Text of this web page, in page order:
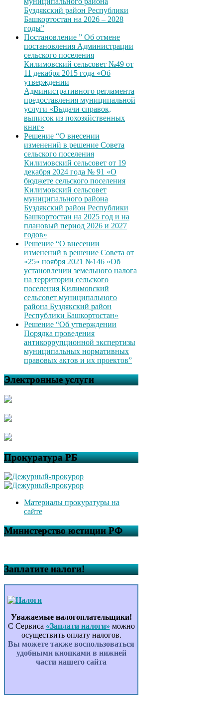
Буздякский район Республики
Башкортостан на 2026 – 2028
годы”
Постановление ” Об отмене
постановления Администрации
сельского поселения
Килимовский сельсовет №49 от
11 декабря 2015 года «Об
утверждении
Административного регламента
предоставления муниципальной
услуги «Выдачи справок,
выписок из похозяйственных
книг»
Решение “О внесении
изменений в решение Совета
сельского поселения
Килимовский сельсовет от 19
декабря 2024 года № 91 «О
бюджете сельского поселения
Килимовский сельсовет
муниципального района
Буздякский район Республики
Башкортостан на 2025 год и на
плановый период 2026 и 2027
годов»
Решение “О внесении
изменений в решение Совета от
«25» ноября 2021 №146 «Об
установлении земельного налога
на территории сельского
поселения Килимовский
сельсовет муниципального
района Буздякский район
Республики Башкортостан»
Решение “Об утверждении
Порядка проведения
антикоррупционной экспертизы
муниципальных нормативных
правовых актов и их проектов”
Электронные услуги
Прокуратура РБ
Материалы прокуратуры на
сайте
Министерство юстиции РФ
Заплатите налоги!
Уважаемые налогоплательщики!
С Сервиса «Заплати налоги» можно
осуществить оплату налогов.
Вы можете также воспользоваться
удобными кнопками в нижней
части нашего сайта